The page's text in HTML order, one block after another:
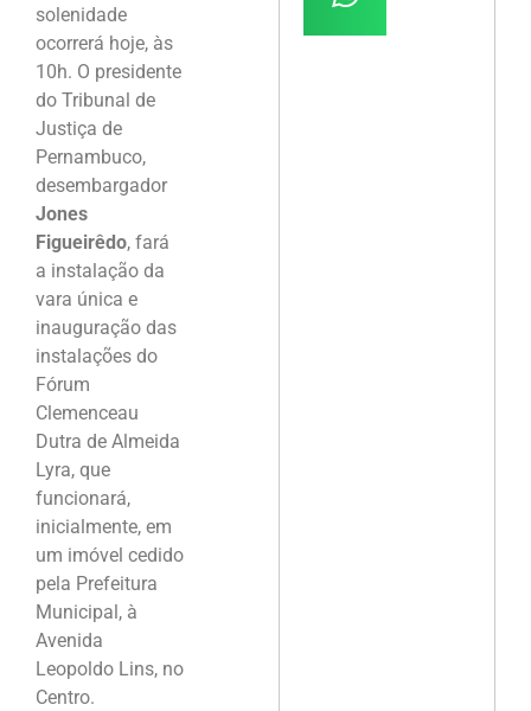
solenidade
ocorrerá hoje, às
10h. O presidente
do Tribunal de
Justiça de
Pernambuco,
desembargador
Jones
Figueirêdo, fará
a instalação da
vara única e
inauguração das
instalações do
Fórum
Clemenceau
Dutra de Almeida
Lyra, que
funcionará,
inicialmente, em
um imóvel cedido
pela Prefeitura
Municipal, à
Avenida
Leopoldo Lins, no
Centro.